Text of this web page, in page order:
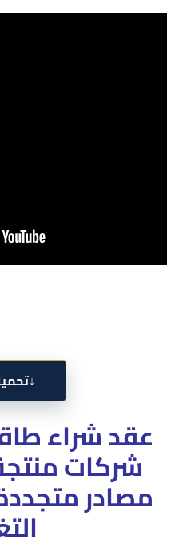
↓
عقد شراء
شركات
مصادر